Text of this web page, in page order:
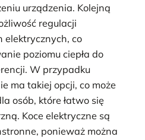
urządzenia. Kolejną
regulacji
elektrycznych, co
poziomu ciepła do
W przypadku
ma takiej opcji, co może
osób, które łatwo się
Koce elektryczne są
ponieważ można